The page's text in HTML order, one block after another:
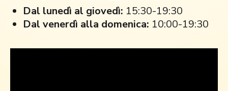
Dal lunedì al giovedì: 15:30-19:30
Dal venerdì alla domenica: 10:00-19:30